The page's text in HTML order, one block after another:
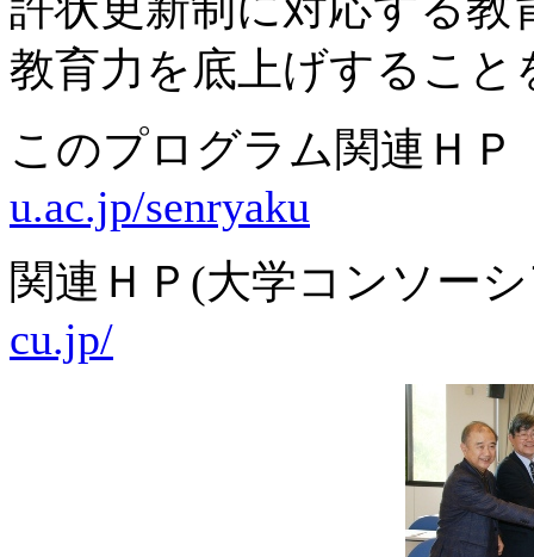
教育力を底上げするこ
このプログラム関連Ｈ
u.ac.jp/senryaku
関連ＨＰ(大学コンソー
cu.jp/